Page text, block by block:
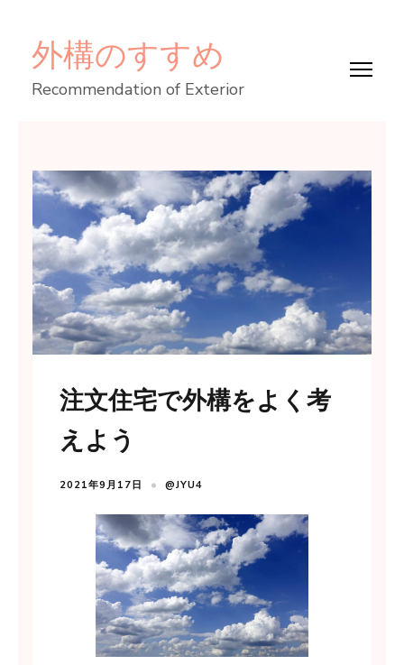
ン
テ
ス
ッ
プ
(Enter
押
外構のすすめ
Recommendation of Exterior
注文住宅で外構をよく考
えよう
2021年9月17日 @JYU4